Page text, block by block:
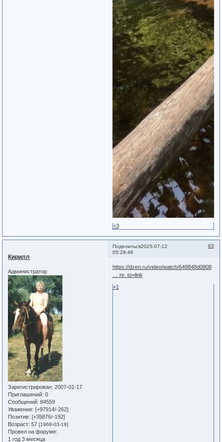
+3
Поделиться 63
2025-07-12
05:29:46
Кирилл
Администратор
Зарегистрирован: 2007-01-17
Приглашений: 0
Сообщений: 84559
Уважение: [+97914/-262]
Позитив: [+35876/-192]
Возраст: 57[1969-03-19]
Провел на форуме:
1 год 3 месяца
https://dzen.ru/video/watch/649848d0808
… re_to=link
+1